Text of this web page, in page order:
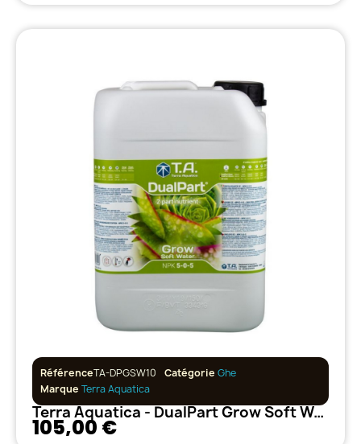
RéférenceTA-DPGSW10 Catégorie Ghe
Marque Terra Aquatica
Terra Aquatica - DualPart Grow Soft Water - 10L
105,00 €